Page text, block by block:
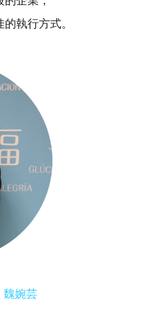
執行方式。
魏婉芸